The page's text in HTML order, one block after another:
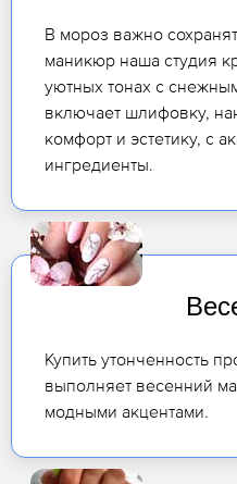
В мороз важно
маникюр наша студия
уютных тонах с
включает шлифовку,
комфорт и эстетику, с
ингредиенты.
Купить утонченность
выполняет весенний
модными акцентами.